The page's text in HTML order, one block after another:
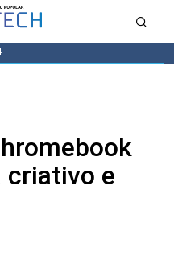
criativo e